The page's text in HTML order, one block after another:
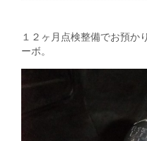
１２ヶ月点検整備でお預
ーボ。